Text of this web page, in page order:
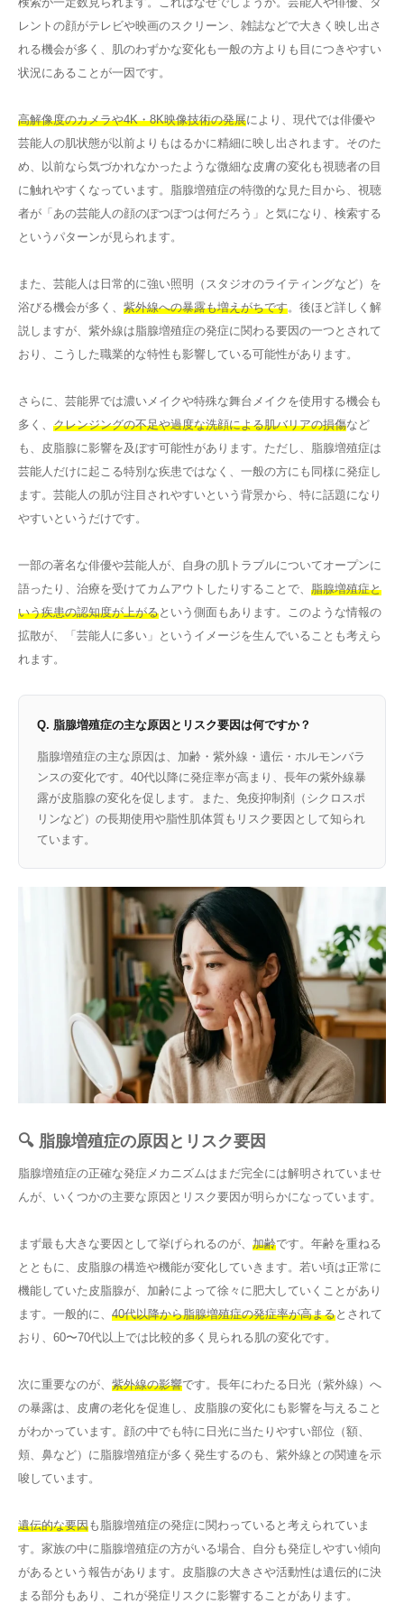
レントの顔がテレビや映画のスクリーン、雑誌などで大きく映し出さ
れる機会が多く、肌のわずかな変化も一般の方よりも目につきやすい
状況にあることが一因です。
高解像度のカメラや4K・8K映像技術の発展により、現代では俳優や
芸能人の肌状態が以前よりもはるかに精細に映し出されます。そのた
め、以前なら気づかれなかったような微細な皮膚の変化も視聴者の目
に触れやすくなっています。脂腺増殖症の特徴的な見た目から、視聴
者が「あの芸能人の顔のぽつぽつは何だろう」と気になり、検索する
というパターンが見られます。
また、芸能人は日常的に強い照明（スタジオのライティングなど）を
浴びる機会が多く、 紫外線への暴露も増えがちです。後ほど詳しく解
説しますが、紫外線は脂腺増殖症の発症に関わる要因の一つとされて
おり、こうした職業的な特性も影響している可能性があります。
さらに、芸能界では濃いメイクや特殊な舞台メイクを使用する機会も
多く、 クレンジングの不足や過度な洗顔による肌バリアの損傷など
も、皮脂腺に影響を及ぼす可能性があります。ただし、脂腺増殖症は
芸能人だけに起こる特別な疾患ではなく、一般の方にも同様に発症し
ます。芸能人の肌が注目されやすいという背景から、特に話題になり
やすいというだけです。
一部の著名な俳優や芸能人が、自身の肌トラブルについてオープンに
語ったり、治療を受けてカムアウトしたりすることで、 脂腺増殖症と
いう疾患の認知度が上がるという側面もあります。このような情報の
拡散が、「芸能人に多い」というイメージを生んでいることも考えら
れます。
Q. 脂腺増殖症の主な原因とリスク要因は何ですか？
脂腺増殖症の主な原因は、加齢・紫外線・遺伝・ホルモンバラ
ンスの変化です。40代以降に発症率が高まり、長年の紫外線暴
露が皮脂腺の変化を促します。また、免疫抑制剤（シクロスポ
リンなど）の長期使用や脂性肌体質もリスク要因として知られ
ています。
🔍 脂腺増殖症の原因とリスク要因
脂腺増殖症の正確な発症メカニズムはまだ完全には解明されていませ
んが、いくつかの主要な原因とリスク要因が明らかになっています。
まず最も大きな要因として挙げられるのが、 加齢です。年齢を重ねる
とともに、皮脂腺の構造や機能が変化していきます。若い頃は正常に
機能していた皮脂腺が、加齢によって徐々に肥大していくことがあり
ます。一般的に、 40代以降から脂腺増殖症の発症率が高まるとされて
おり、60〜70代以上では比較的多く見られる肌の変化です。
次に重要なのが、 紫外線の影響です。長年にわたる日光（紫外線）へ
の暴露は、皮膚の老化を促進し、皮脂腺の変化にも影響を与えること
がわかっています。顔の中でも特に日光に当たりやすい部位（額、
頬、鼻など）に脂腺増殖症が多く発生するのも、紫外線との関連を示
唆しています。
遺伝的な要因も脂腺増殖症の発症に関わっていると考えられていま
す。家族の中に脂腺増殖症の方がいる場合、自分も発症しやすい傾向
があるという報告があります。皮脂腺の大きさや活動性は遺伝的に決
まる部分もあり、これが発症リスクに影響することがあります。